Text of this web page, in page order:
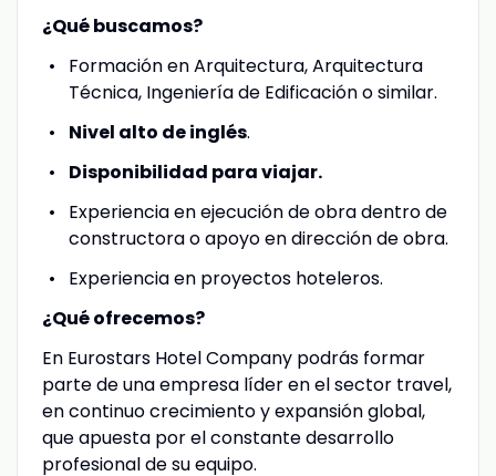
¿Qué buscamos?
Formación en Arquitectura, Arquitectura
Técnica, Ingeniería de Edificación o similar.
Nivel alto de inglés.
Disponibilidad para viajar.
Experiencia en ejecución de obra dentro de
constructora o apoyo en dirección de obra.
Experiencia en proyectos hoteleros.
¿Qué ofrecemos?
En Eurostars Hotel Company podrás formar
parte de una empresa líder en el sector travel,
en continuo crecimiento y expansión global,
que apuesta por el constante desarrollo
profesional de su equipo.